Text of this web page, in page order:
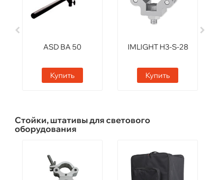
ASD BA 50
Купить
IMLIGHT H3-S-28
Купить
Стойки, штативы для светового
оборудования